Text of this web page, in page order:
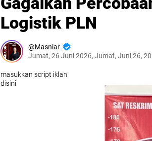
Logistik PLN
Masniar
Jumat, 26 Juni 2026, Jumat, Juni 26,
masukkan script iklan
disini